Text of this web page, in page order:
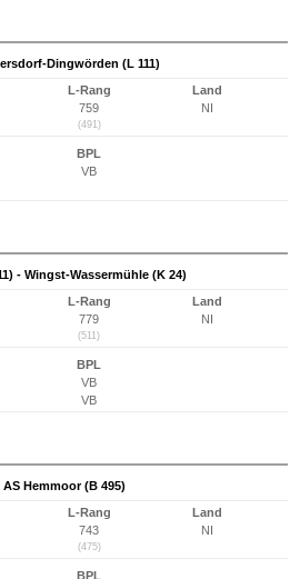
Dingwörden (L 111)
L-Rang
759
(491)
Land
NI
BPL
VB
- Wingst-Wassermühle (K 24)
L-Rang
779
(511)
Land
NI
BPL
VB
VB
Hemmoor (B 495)
L-Rang
743
(475)
Land
NI
BPL